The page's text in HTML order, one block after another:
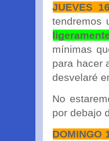
JUEVES 16
tendremos
mínimas
para hacer
desvelaré
No
por debajo
DOMINGO